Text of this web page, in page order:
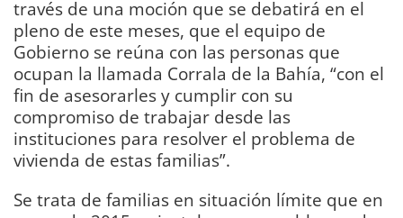
través de una moción que se debatirá en el
pleno de este meses, que el equipo de
Gobierno se reúna con las personas que
ocupan la llamada Corrala de la Bahía, “con el
fin de asesorarles y cumplir con su
compromiso de trabajar desde las
instituciones para resolver el problema de
vivienda de estas familias”.
Se trata de familias en situación límite que en